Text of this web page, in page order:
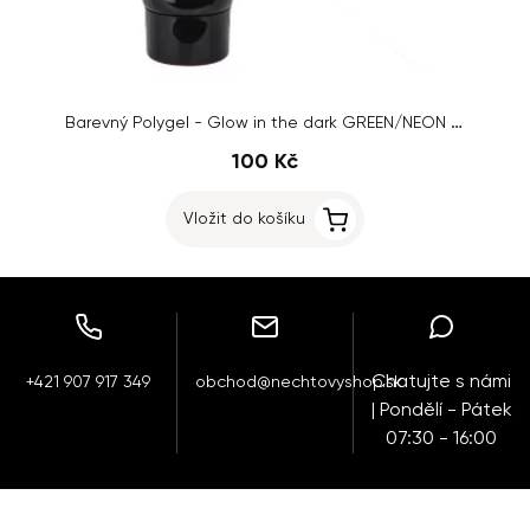
Barevný Polygel - Glow in the dark GREEN/NEON GREEN no.03, 15g
100 Kč
Vložit do košíku
+421 907 917 349 obchod@nechtovyshop.skChatujte s námi
| Pondělí - Pátek
07:30 - 16:00